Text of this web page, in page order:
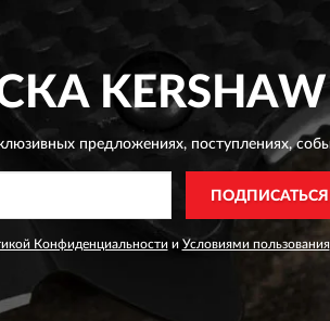
KERSHAW
предложениях,поступлениях,
ПОДПИСАТЬСЯ
Конфиденциальности и Условиями пользования